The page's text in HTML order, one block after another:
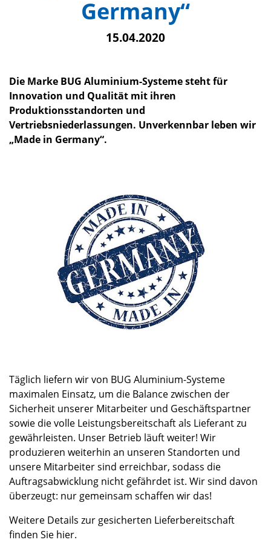
Germany“
15.04.2020
Die Marke BUG Aluminium-Systeme steht für
Innovation und Qualität mit ihren
Produktionsstandorten und
Vertriebsniederlassungen. Unverkennbar leben wir
„Made in Germany“.
Täglich liefern wir von BUG Aluminium-Systeme
maximalen Einsatz, um die Balance zwischen der
Sicherheit unserer Mitarbeiter und Geschäftspartner
sowie die volle Leistungsbereitschaft als Lieferant zu
gewährleisten. Unser Betrieb läuft weiter! Wir
produzieren weiterhin an unseren Standorten und
unsere Mitarbeiter sind erreichbar, sodass die
Auftragsabwicklung nicht gefährdet ist. Wir sind davon
überzeugt: nur gemeinsam schaffen wir das!
Weitere Details zur gesicherten Lieferbereitschaft
finden Sie hier.